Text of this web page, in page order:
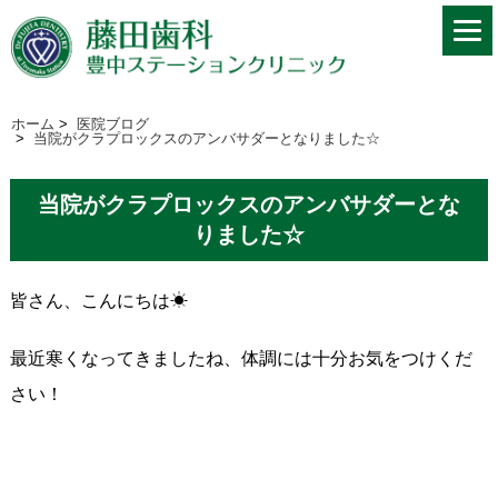
ホーム > 医院ブログ
> 当院がクラプロックスのアンバサダーとなりました☆
当院がクラプロックスのアンバサダーとな
りました☆
皆さん、こんにちは☀
最近寒くなってきましたね、体調には十分お気をつけくだ
さい！